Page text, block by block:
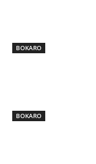
BOKARO
BOKARO